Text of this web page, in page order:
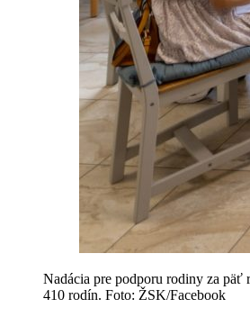
Nadácia pre podporu rodiny za päť
410 rodín. Foto: ŽSK/Facebook